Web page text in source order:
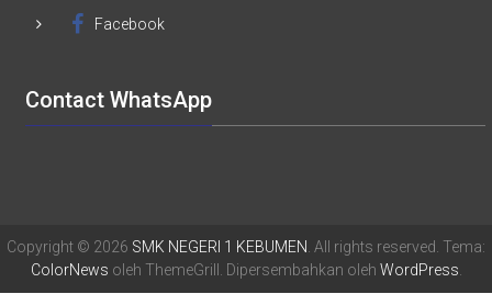
Facebook
Contact WhatsApp
Copyright © 2026 SMK NEGERI 1 KEBUMEN . All rights reserved. Tema:
ColorNews oleh ThemeGrill. Dipersembahkan oleh WordPress